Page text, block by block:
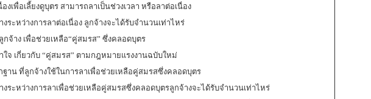
องเพื่อเลี้ยงดูบุตร สามารถลาเป็นช่วงเวลา หรือลาต่อเนื่อง
งระหว่างการลาต่อเนื่อง ลูกจ้างจะได้รับจำนวนเท่าไหร่
กจ้าง เพื่อช่วยเหลือ“คู่สมรส” ซึ่งคลอดบุตร
ใจ เกี่ยวกับ “คู่สมรส” ตามกฎหมายแรงงานฉบับใหม่
ฐาน ที่ลูกจ้างใช้ในการลาเพื่อช่วยเหลือคู่สมรสซึ่งคลอดบุตร
งระหว่างการลาเพื่อช่วยเหลือคู่สมรสซึ่งคลอดบุตรลูกจ้างจะได้รับจำนวนเท่าไหร่